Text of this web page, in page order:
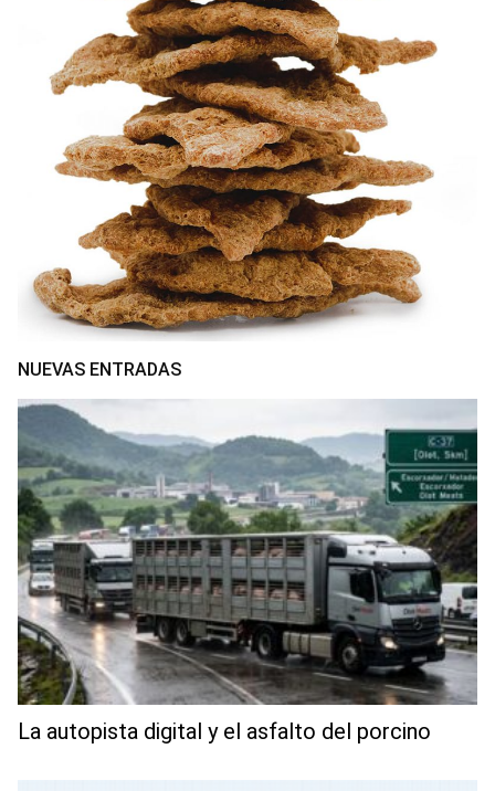
NUEVAS ENTRADAS
La autopista digital y el asfalto del porcino